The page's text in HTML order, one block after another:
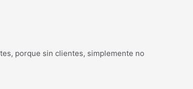
porque sin clientes, simplemente no